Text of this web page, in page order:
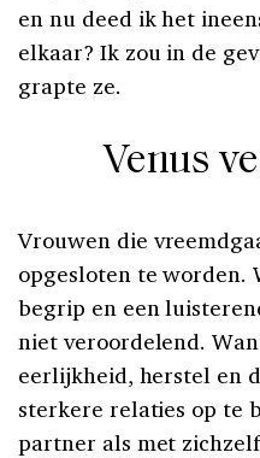
en nu deed ik het
elkaar? Ik zou in de
grapte ze.
Venus
Vrouwen die
opgesloten te worden.
begrip en een
niet veroordelend.
eerlijkheid, herstel en
sterkere relaties op te
partner als met